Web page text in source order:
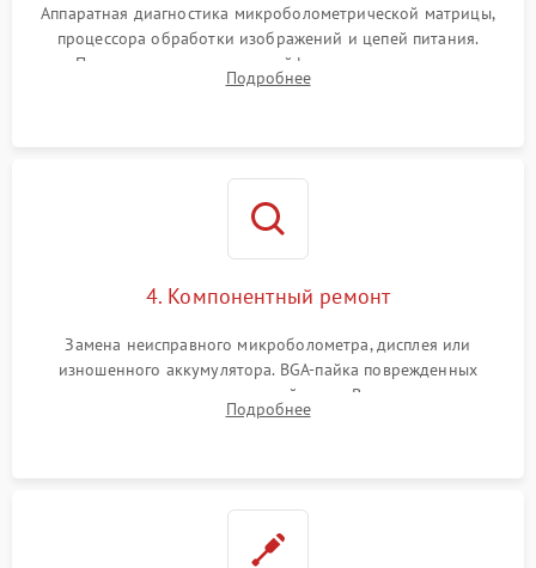
Аппаратная диагностика микроболометрической матрицы,
процессора обработки изображений и цепей питания.
Проверка целостности шлейфов, модуля памяти и
интерфейсов связи. Выявление сгоревших SMD-компонентов
Подробнее
4. Компонентный ремонт
Замена неисправного микроболометра, дисплея или
изношенного аккумулятора. BGA-пайка поврежденных
контроллеров на материнской плате. Восстановление
разъемов и кнопок, замена поврежденных элементов
Подробнее